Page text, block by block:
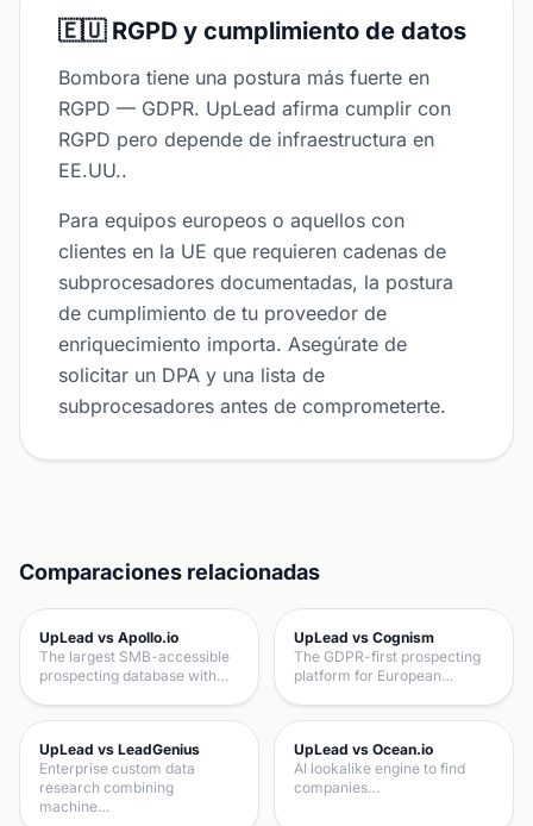
🇪🇺 RGPD y cumplimiento de datos
Bombora tiene una postura más fuerte en
RGPD — GDPR. UpLead afirma cumplir con
RGPD pero depende de infraestructura en
EE.UU..
Para equipos europeos o aquellos con
clientes en la UE que requieren cadenas de
subprocesadores documentadas, la postura
de cumplimiento de tu proveedor de
enriquecimiento importa. Asegúrate de
solicitar un DPA y una lista de
subprocesadores antes de comprometerte.
Comparaciones relacionadas
UpLead vs Apollo.io
The largest SMB-accessible
prospecting database with…
UpLead vs Cognism
The GDPR-first prospecting
platform for European…
UpLead vs LeadGenius
Enterprise custom data
research combining
machine…
UpLead vs Ocean.io
AI lookalike engine to find
companies…